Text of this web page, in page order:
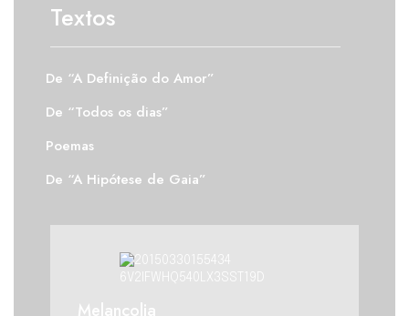
Textos
De “A Definição do Amor”
De “Todos os dias”
Poemas
De “A Hipótese de Gaia”
Melancolia